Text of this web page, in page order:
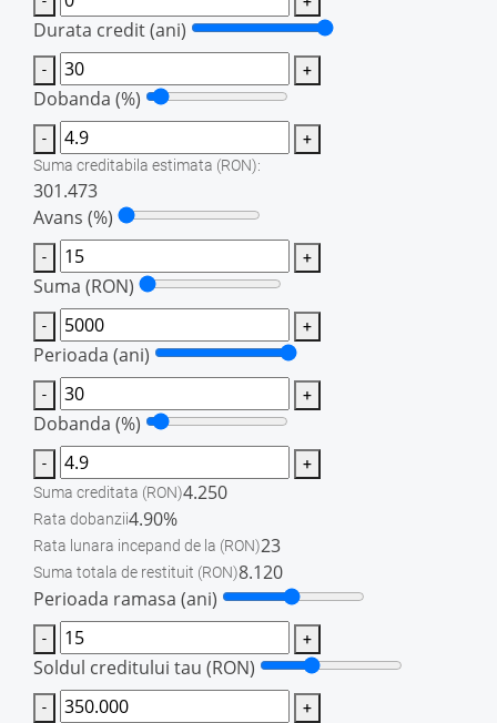
Durata credit (ani)
- +
Dobanda (%)
- +
Suma creditabila estimata (RON):
301.473
Avans (%)
- +
Suma (RON)
- +
Perioada (ani)
- +
Dobanda (%)
- +
Suma creditata (RON)4.250
Rata dobanzii4.90%
Rata lunara incepand de la (RON)23
Suma totala de restituit (RON)8.120
Perioada ramasa (ani)
- +
Soldul creditului tau (RON)
- +